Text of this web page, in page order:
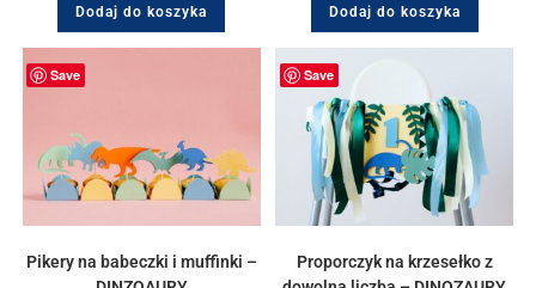
Dodaj do koszyka Dodaj do koszyka
Save
Pikery na babeczki i muffinki –
Save
Proporczyk na krzesełko z